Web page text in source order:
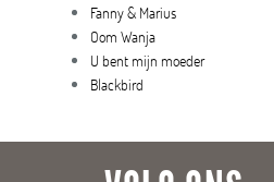
Fanny & Marius
Oom Wanja
U bent mijn moeder
Blackbird